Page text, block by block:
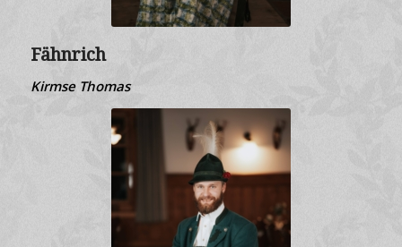
Fähnrich
Kirmse Thomas